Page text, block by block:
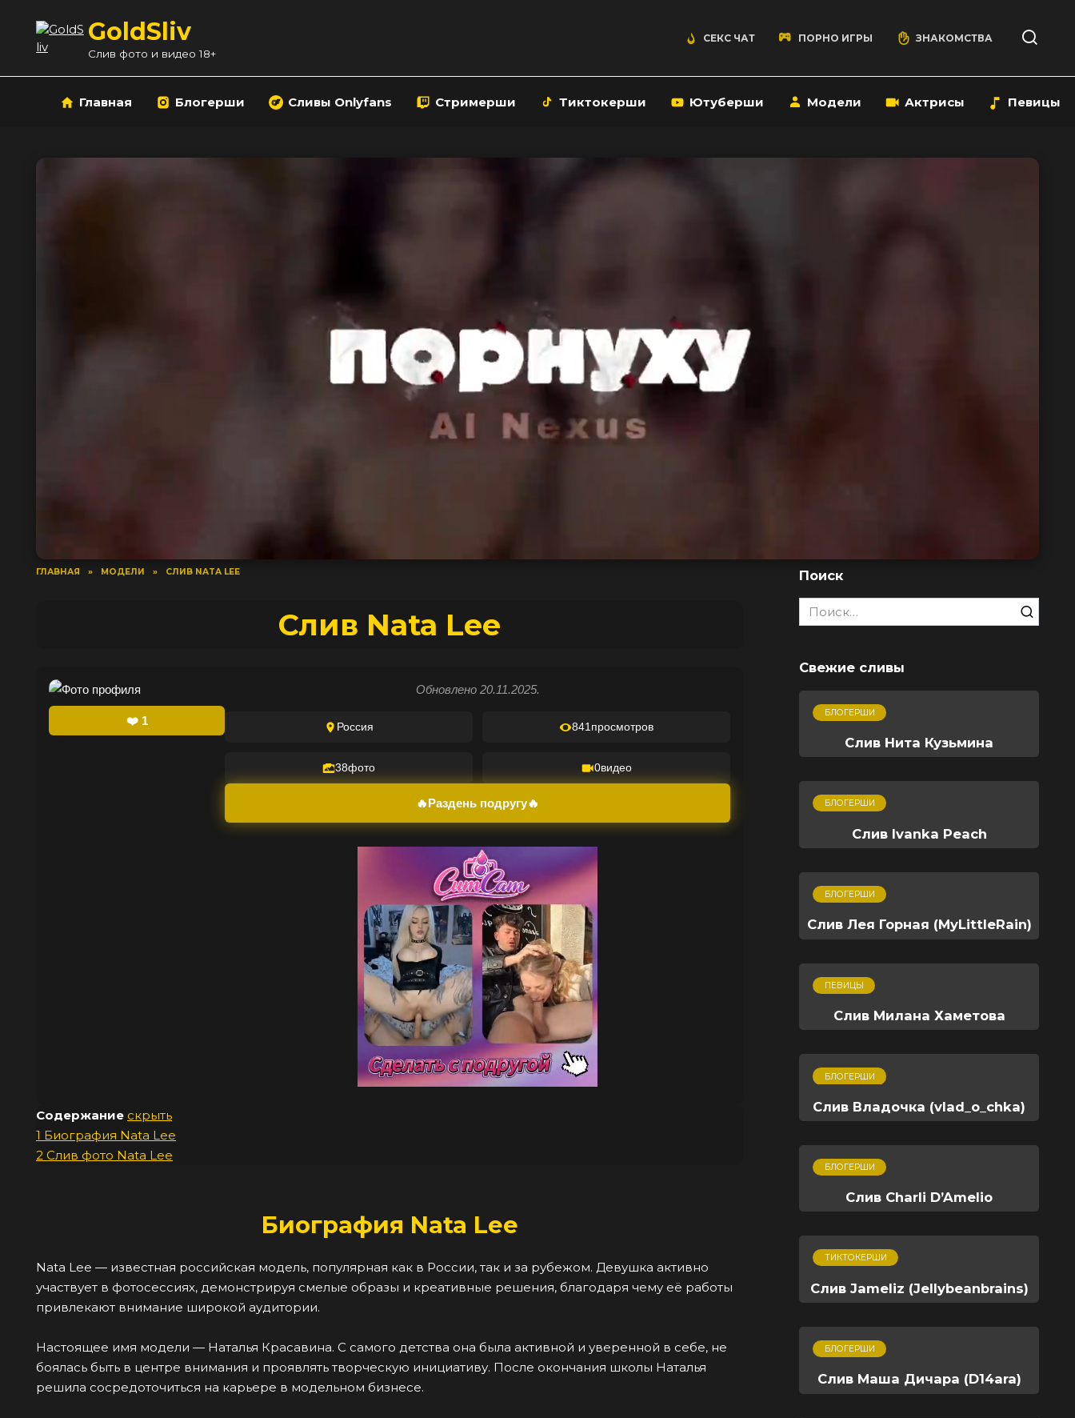
содержанию
GoldSliv
Слив фото и видео 18+
СЕКС ЧАТ ПОРНО ИГРЫ ЗНАКОМСТВА
Главная Блогерши Сливы Onlyfans Стримерши Тиктокерши Ютуберши Модели Актрисы Певицы
ГЛАВНАЯ » МОДЕЛИ » СЛИВ NATA LEE
Слив Nata Lee
❤️ 1
Обновлено 20.11.2025.
Россия 841просмотров
38фото 0видео
🔥Раздень подругу🔥
Содержание скрыть
1 Биография Nata Lee
2 Слив фото Nata Lee
Биография Nata Lee
Nata Lee — известная российская модель, популярная как в России, так и за рубежом. Девушка активно
участвует в фотосессиях, демонстрируя смелые образы и креативные решения, благодаря чему её работы
привлекают внимание широкой аудитории.
Настоящее имя модели — Наталья Красавина. С самого детства она была активной и уверенной в себе, не
боялась быть в центре внимания и проявлять творческую инициативу. После окончания школы Наталья
решила сосредоточиться на карьере в модельном бизнесе.
Поиск
Search
for:
Свежие сливы
БЛОГЕРШИ
Слив Нита Кузьмина
БЛОГЕРШИ
Слив Ivanka Peach
БЛОГЕРШИ
Слив Лея Горная (MyLittleRain)
ПЕВИЦЫ
Слив Милана Хаметова
БЛОГЕРШИ
Слив Владочка (vlad_o_chka)
БЛОГЕРШИ
Слив Charli D’Amelio
ТИКТОКЕРШИ
Слив Jameliz (Jellybeanbrains)
БЛОГЕРШИ
Слив Маша Дичара (D14ara)